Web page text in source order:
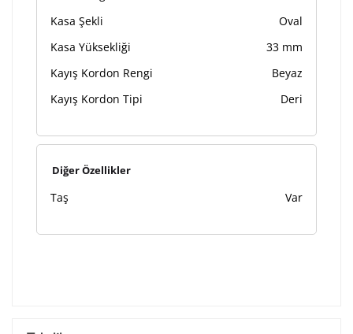
Kasa Şekli
Oval
Kasa Yüksekliği
33 mm
Kayış Kordon Rengi
Beyaz
Kayış Kordon Tipi
Deri
Diğer Özellikler
Taş Var